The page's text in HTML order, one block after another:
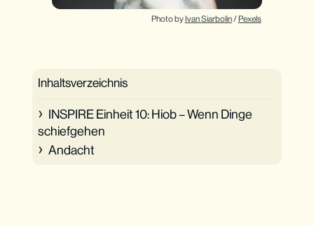
Photo by Ivan Siarbolin / Pexels
Inhaltsverzeichnis
INSPIRE Einheit 10: Hiob – Wenn Dinge
schiefgehen
Andacht